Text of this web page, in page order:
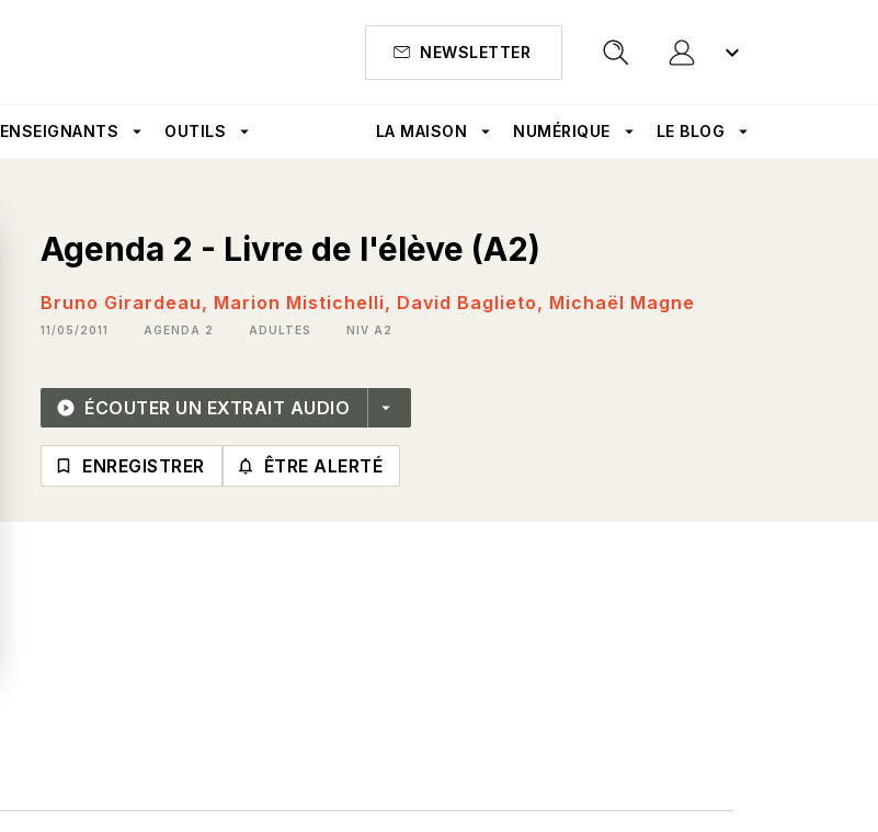
NEWSLETTER keyboard_arrow_down
ENSEIGNANTS arrow_drop_down OUTILS arrow_drop_down LA MAISON arrow_drop_down NUMÉRIQUE arrow_drop_down LE BLOG arrow_drop_down
Agenda 2 - Livre de l'élève (A2)
Bruno Girardeau, Marion Mistichelli, David Baglieto, Michaël Magne
11/05/2011 AGENDA 2 ADULTES NIV A2
play_circle_filled ÉCOUTER UN EXTRAIT AUDIO arrow_drop_down
bookmark_border ENREGISTRER notifications_none_outlined
ÊTRE ALERTÉ